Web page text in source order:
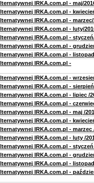
IRKA.com.pl - maj/
IRKA.com.pl -
IRKA.com.pl - marzec/
IRKA.com.pl - luty/
IRKA.com.pl -
IRKA.com.pl -
IRKA.com.pl -
IRKA.com.pl -
IRKA.com.pl -
IRKA.com.pl -
IRKA.com.pl - lipiec /
IRKA.com.pl -
IRKA.com.pl - maj /
IRKA.com.pl -
IRKA.com.pl - marzec
IRKA.com.pl - luty /
IRKA.com.pl - styczeń
IRKA.com.pl -
IRKA.com.pl - listopad
IRKA.com.pl -